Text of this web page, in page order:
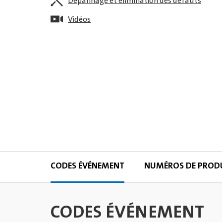
Vidéos
CODES ÉVÉNEMENT NUMÉROS DE
CODES ÉVÉNEMENT